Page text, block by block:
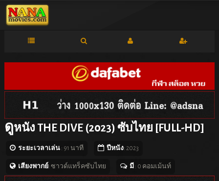
ดูหนัง THE DIVE (2023) ซับไทย [FULL-HD]
ระยะเวลาเล่น: 91 นาที ปีหนัง: 2023
เสียงพากย์: ซาวด์แทร็คซับไทย มี : 0 คอมเม้นท์